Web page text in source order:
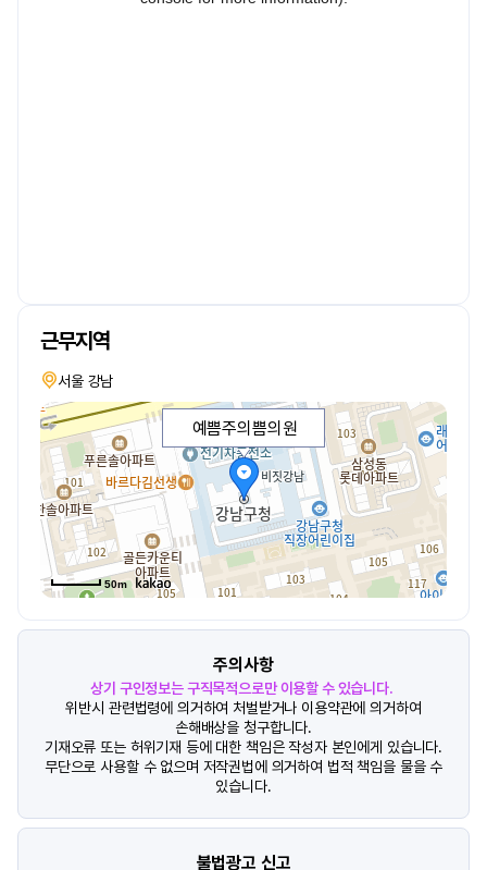
근무지역
서울 강남
예쁨주의쁨의원
50m
주의사항
상기 구인정보는 구직목적으로만 이용할 수 있습니다.
위반시 관련법령에 의거하여 처벌받거나 이용약관에 의거하여
손해배상을 청구합니다.
기재오류 또는 허위기재 등에 대한 책임은 작성자 본인에게 있습니다.
무단으로 사용할 수 없으며 저작권법에 의거하여 법적 책임을 물을 수
있습니다.
불법광고 신고